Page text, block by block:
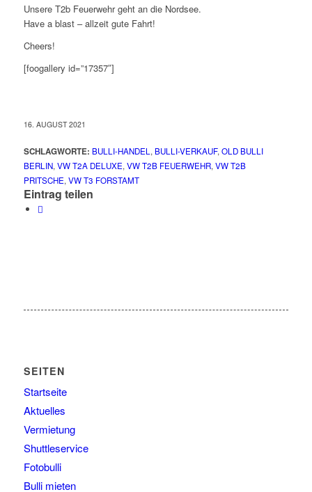
Unsere T2b Feuerwehr geht an die Nordsee.
Have a blast – allzeit gute Fahrt!
Cheers!
[foogallery id=”17357″]
16. AUGUST 2021
SCHLAGWORTE: BULLI-HANDEL, BULLI-VERKAUF,OLD BULLI
BERLIN,VW T2A DELUXE,VW T2B FEUERWEHR,VW T2B
PRITSCHE,VW T3 FORSTAMT
Eintrag teilen
SEITEN
Startseite
Aktuelles
Vermietung
Shuttleservice
Fotobulli
Bulli mieten